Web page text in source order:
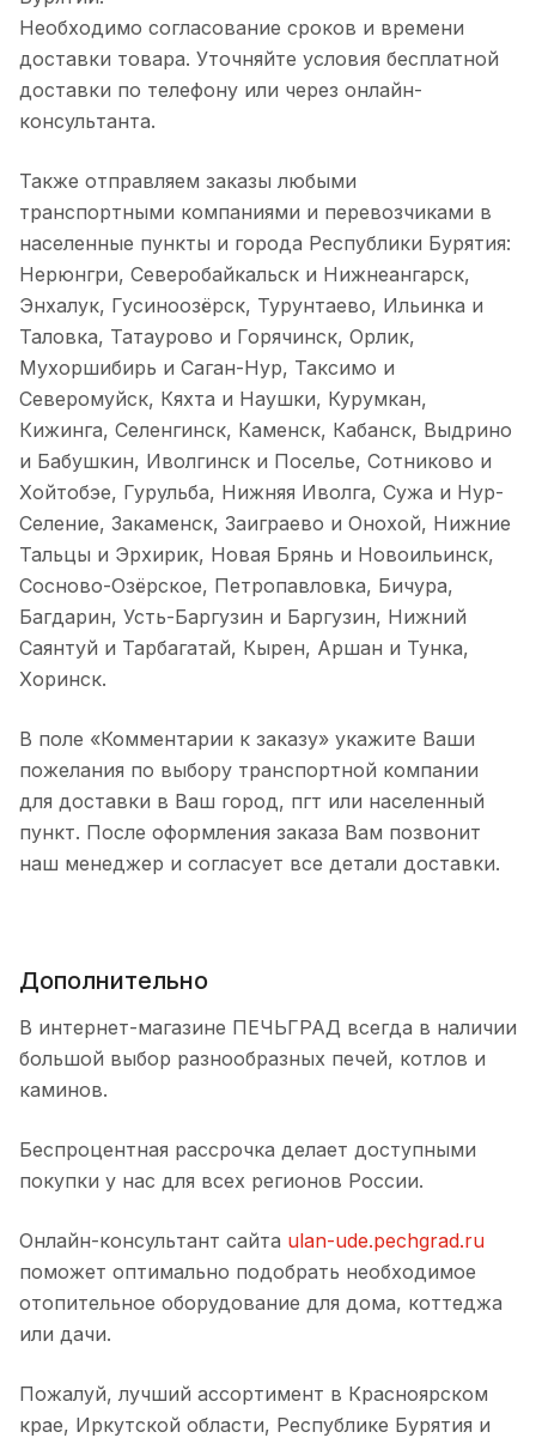
Необходимо согласование сроков и времени
доставки товара. Уточняйте условия бесплатной
доставки по телефону или через онлайн-
консультанта.
Также отправляем заказы любыми
транспортными компаниями и перевозчиками в
населенные пункты и города Республики Бурятия:
Нерюнгри, Северобайкальск и Нижнеангарск,
Энхалук, Гусиноозёрск, Турунтаево, Ильинка и
Таловка, Татаурово и Горячинск, Орлик,
Мухоршибирь и Саган-Нур, Таксимо и
Северомуйск, Кяхта и Наушки, Курумкан,
Кижинга, Селенгинск, Каменск, Кабанск, Выдрино
и Бабушкин, Иволгинск и Поселье, Сотниково и
Хойтобэе, Гурульба, Нижняя Иволга, Сужа и Нур-
Селение, Закаменск, Заиграево и Онохой, Нижние
Тальцы и Эрхирик, Новая Брянь и Новоильинск,
Сосново-Озёрское, Петропавловка, Бичура,
Багдарин, Усть-Баргузин и Баргузин, Нижний
Саянтуй и Тарбагатай, Кырен, Аршан и Тунка,
Хоринск.
В поле «Комментарии к заказу» укажите Ваши
пожелания по выбору транспортной компании
для доставки в Ваш город, пгт или населенный
пункт. После оформления заказа Вам позвонит
наш менеджер и согласует все детали доставки.
Дополнительно
В интернет-магазине ПЕЧЬГРАД всегда в наличии
большой выбор разнообразных печей, котлов и
каминов.
Беспроцентная рассрочка делает доступными
покупки у нас для всех регионов России.
Онлайн-консультант сайта ulan-ude.pechgrad.ru
поможет оптимально подобрать необходимое
отопительное оборудование для дома, коттеджа
или дачи.
Пожалуй, лучший ассортимент в Красноярском
крае, Иркутской области, Республике Бурятия и